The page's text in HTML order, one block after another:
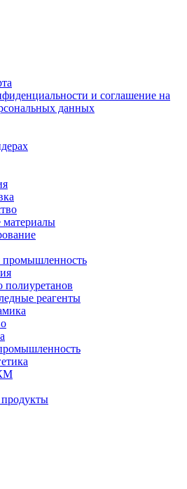
и соглашение на
данных
промышленность
полиуретанов
реагенты